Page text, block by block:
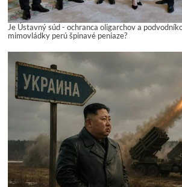
Je Ústavný súd - ochranca oligarchov a
mimovládky perú špinavé peniaze?